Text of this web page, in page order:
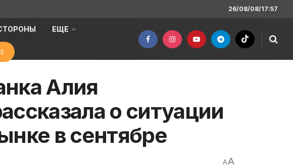
26/08/08/17:57
ЕЩЕ
Алия
о ситуации
в сентябре
AA